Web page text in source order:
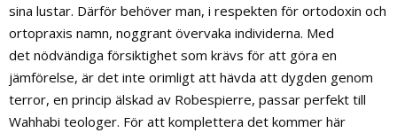
sina lustar. Därför behöver man, i respekten för ortodoxin och
ortopraxis namn, noggrant övervaka individerna. Med
det nödvändiga försiktighet som krävs för att göra en
jämförelse, är det inte orimligt att hävda att dygden genom
terror, en princip älskad av Robespierre, passar perfekt till
Wahhabi teologer. För att komplettera det kommer här